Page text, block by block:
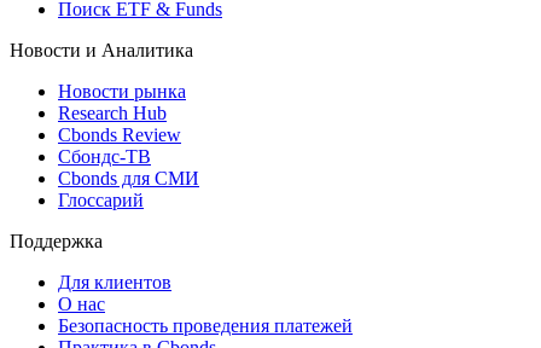
Виджет: Карта процентных ставок
ETF & Funds
Поиск ETF & Funds
Новости и Аналитика
Новости рынка
Research Hub
Сбондс-ТВ
Глоссарий
Поддержка